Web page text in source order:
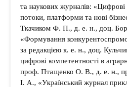
та наукових журналів: «Цифрові
потоки, платформи та нові
Ткачиком Ф. П., д. е. н., доц.
«Формування
за редакцією к. е. н., доц.
цифрові компетентності в
проф. Птащенко О. В., д. е. н.,
І. А., «Український журнал